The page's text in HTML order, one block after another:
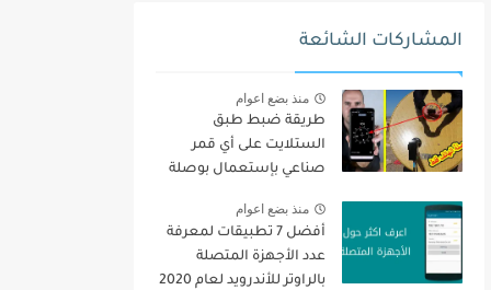
المشاركات الشائعة
منذ بضع اعوام
طريقة ضبط طبق
الستلايت على أي قمر
صناعي بإستعمال بوصلة
القنوات
منذ بضع اعوام
أفضل 7 تطبيقات لمعرفة
عدد الأجهزة المتصلة
بالراوتر للأندرويد لعام 2020